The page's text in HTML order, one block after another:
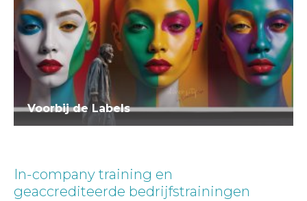
Voorbij de Labels
In-company training en
geaccrediteerde bedrijfstrainingen